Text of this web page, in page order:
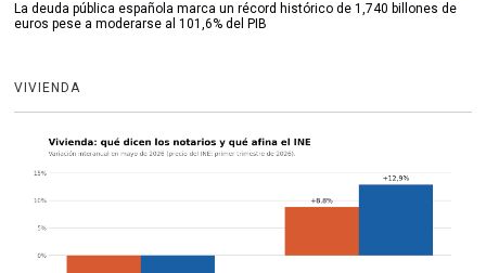
La deuda pública española marca un récord histórico de 1,740 billones de
euros pese a moderarse al 101,6% del PIB
VIVIENDA